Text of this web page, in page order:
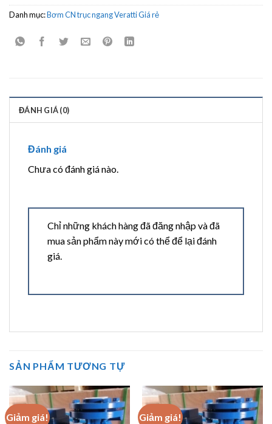
Danh mục:Bơm CN trục ngang Veratti Giá rẻ
ĐÁNH GIÁ (0)
Đánh giá
Chưa có đánh giá nào.
Chỉ những khách hàng đã đăng nhập và đã
mua sản phẩm này mới có thể để lại đánh
giá.
SẢN PHẨM TƯƠNG TỰ
Giảm giá! Giảm giá!